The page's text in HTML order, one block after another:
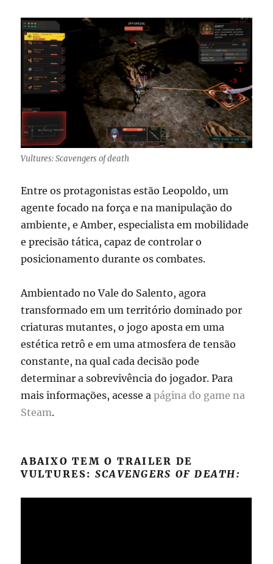
Vultures: Scavengers of death
Entre os protagonistas estão Leopoldo, um
agente focado na força e na manipulação do
ambiente, e Amber, especialista em mobilidade
e precisão tática, capaz de controlar o
posicionamento durante os combates.
Ambientado no Vale do Salento, agora
transformado em um território dominado por
criaturas mutantes, o jogo aposta em uma
estética retrô e em uma atmosfera de tensão
constante, na qual cada decisão pode
determinar a sobrevivência do jogador. Para
mais informações, acesse apágina do game na
Steam.
ABAIXO TEM O TRAILER DE
VULTURES: SCAVENGERS OF DEATH: